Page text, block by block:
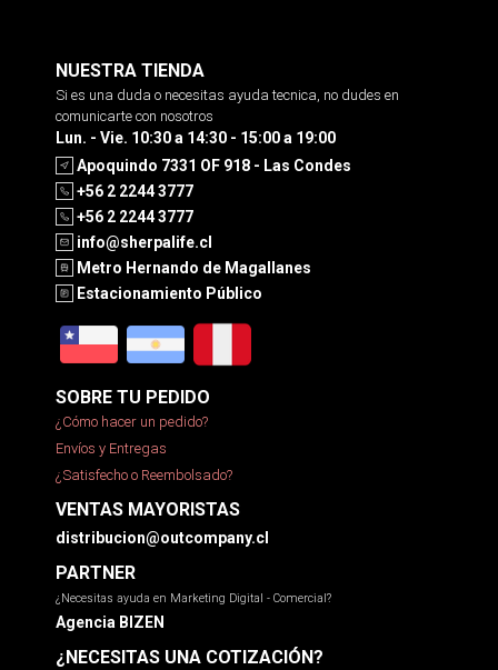
NUESTRA TIENDA
Si es una duda o necesitas ayuda tecnica, no dudes en
comunicarte con nosotros
Lun. - Vie. 10:30 a 14:30 - 15:00 a 19:00
Apoquindo 7331 OF 918 - Las Condes
+56 2 2244 3777
+56 2 2244 3777
info@sherpalife.cl
Metro Hernando de Magallanes
Estacionamiento Público
SOBRE TU PEDIDO
¿Cómo hacer un pedido?
Envíos y Entregas
¿Satisfecho o Reembolsado?
VENTAS MAYORISTAS
distribucion@outcompany.cl
PARTNER
¿Necesitas ayuda en Marketing Digital - Comercial?
Agencia BIZEN
¿NECESITAS UNA COTIZACIÓN?